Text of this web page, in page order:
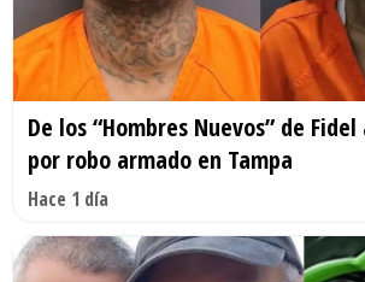
De los “Hombres Nuevos” de
por robo armado en Tampa
Hace 1 día